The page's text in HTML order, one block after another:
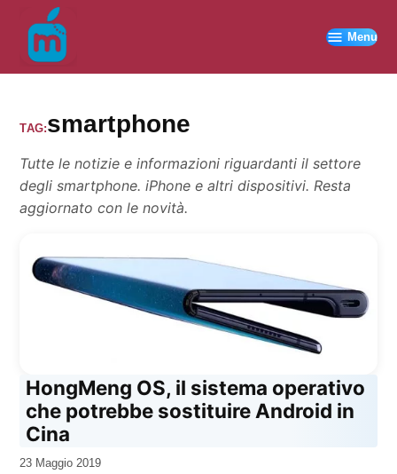
contenuto
Menu
TAG:smartphone
Tutte le notizie e informazioni riguardanti il settore
degli smartphone. iPhone e altri dispositivi. Resta
aggiornato con le novità.
HongMeng OS, il sistema operativo
che potrebbe sostituire Android in
Cina
da
23 Maggio 2019